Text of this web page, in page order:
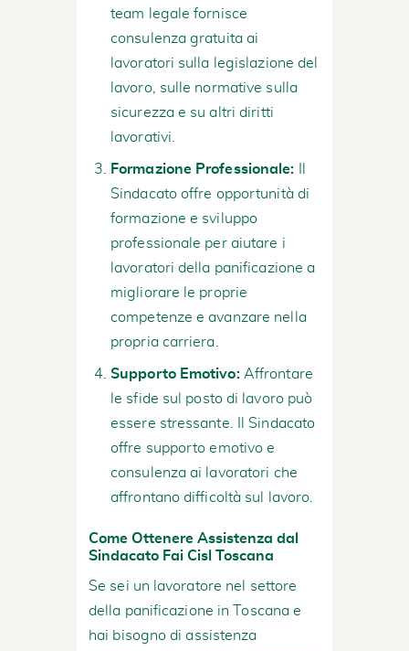
team legale fornisce
consulenza gratuita ai
lavoratori sulla legislazione del
lavoro, sulle normative sulla
sicurezza e su altri diritti
lavorativi.
Formazione Professionale:
Sindacato offre opportunità di
formazione e sviluppo
professionale per aiutare i
lavoratori della panificazione a
migliorare le proprie
competenze e avanzare nella
propria carriera.
Supporto Emotivo:Affrontare
le sfide sul posto di lavoro può
essere stressante. Il Sindacato
offre supporto emotivo e
consulenza ai lavoratori che
affrontano difficoltà sul lavoro.
Come Ottenere Assistenza dal
Sindacato Fai Cisl Toscana
Se sei un lavoratore nel settore
della panificazione in Toscana e
hai bisogno di assistenza